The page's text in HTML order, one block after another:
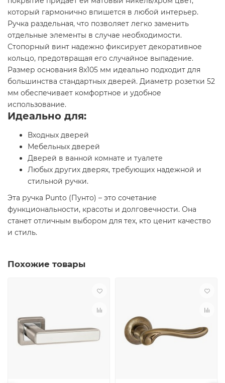
который гармонично впишется в любой интерьер.
Ручка раздельная, что позволяет легко заменить
отдельные элементы в случае необходимости.
Стопорный винт надежно фиксирует декоративное
кольцо, предотвращая его случайное выпадение.
Размер основания 8x105 мм идеально подходит для
большинства стандартных дверей. Диаметр розетки 52
мм обеспечивает комфортное и удобное
использование.
Идеально для:
Входных дверей
Мебельных дверей
Дверей в ванной комнате и туалете
Любых других дверях, требующих надежной и
стильной ручки.
Эта ручка Punto (Пунто) – это сочетание
функциональности, красоты и долговечности. Она
станет отличным выбором для тех, кто ценит качество
и стиль.
Похожие товары